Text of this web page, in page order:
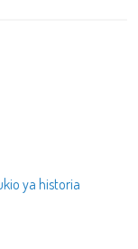
ya historia